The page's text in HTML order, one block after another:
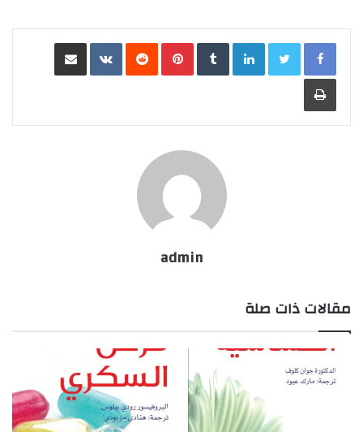
LinkedIn
Pinterest مشاركة عبر البريد
طباعة
admin
مقالات ذات صلة